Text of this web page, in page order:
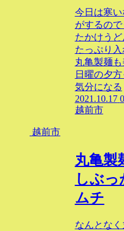
今日は寒
がするの
たかけう
たっぷり
丸亀製麺
日曜の夕
気分になる
2021.10.17 0
越前市
越前市
丸亀
しぶっ
ムチ
なんとな